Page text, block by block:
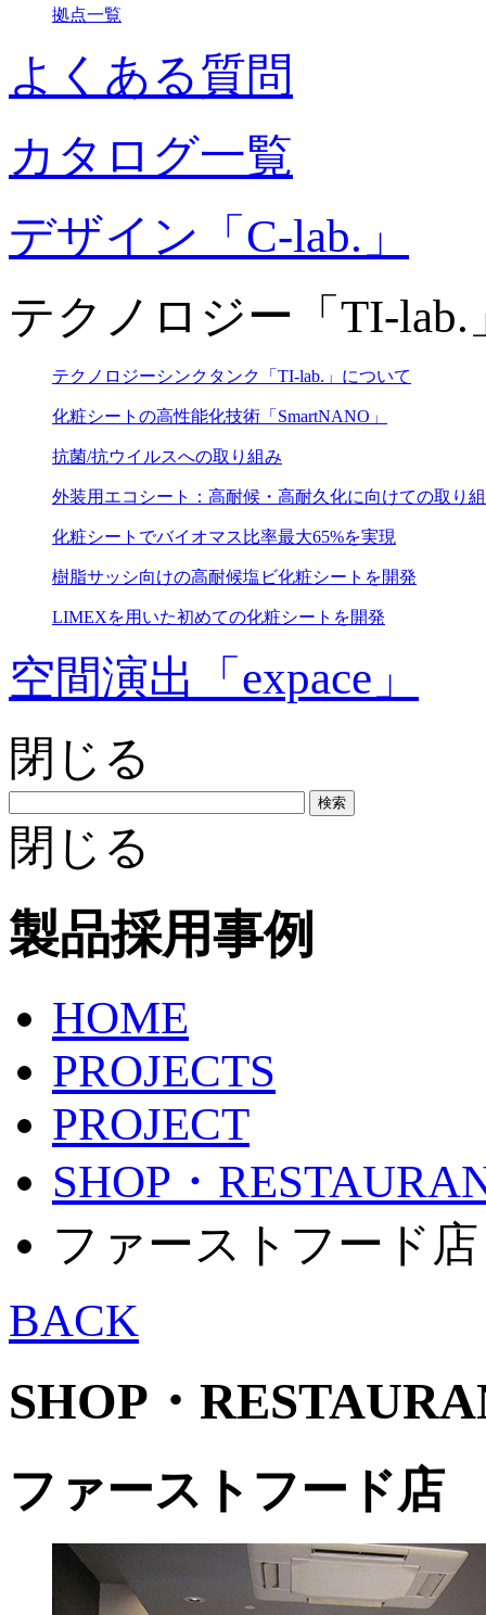
拠点一覧
よくある質問
カタログ一覧
デザイン「C-lab.」
テクノロジー「TI-lab.
テクノロジーシンクタンク「TI-lab.」について
化粧シートの高性能化技術「SmartNANO」
抗菌/抗ウイルスへの取り組み
外装用エコシート：高耐候・高耐久化に向けての取り
化粧シートでバイオマス比率最大65%を実現
樹脂サッシ向けの高耐候塩ビ化粧シートを開発
LIMEXを用いた初めての化粧シートを開発
空間演出「expace」
閉じる
検索
閉じる
製品採用事例
HOME
PROJECTS
PROJECT
SHOP・
ファーストフード店
BACK
SHOP・
ファーストフード店